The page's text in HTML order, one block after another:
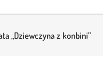
„Dziewczyna z konbini”